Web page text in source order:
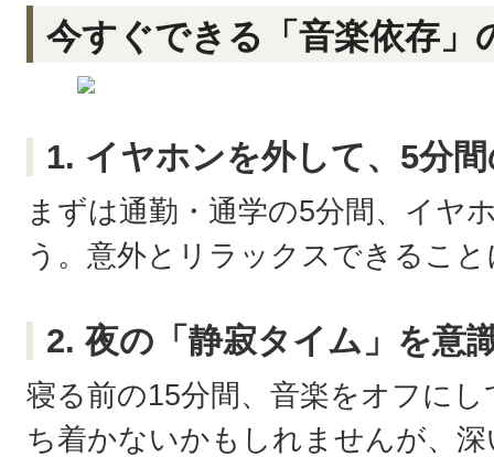
今すぐできる「音楽依存」
1. イヤホンを外して、5分
まずは通勤・通学の5分間、イヤ
う。意外とリラックスできるこ
2. 夜の「静寂タイム」を意
寝る前の15分間、音楽をオフに
ち着かないかもしれませんが、